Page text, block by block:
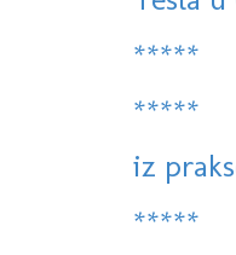
*****
*****
iz
*****